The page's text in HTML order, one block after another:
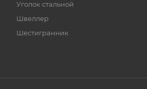
Уголок стальной
Швеллер
Шестигранник